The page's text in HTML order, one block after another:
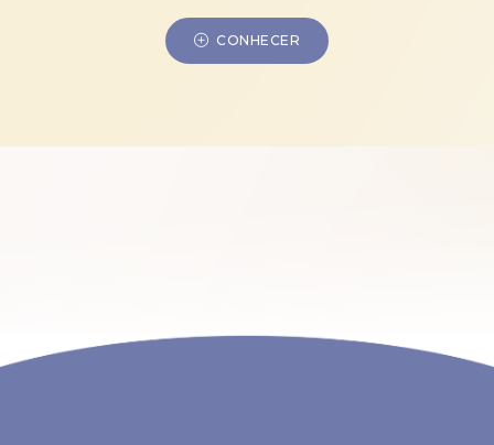
CONHECER